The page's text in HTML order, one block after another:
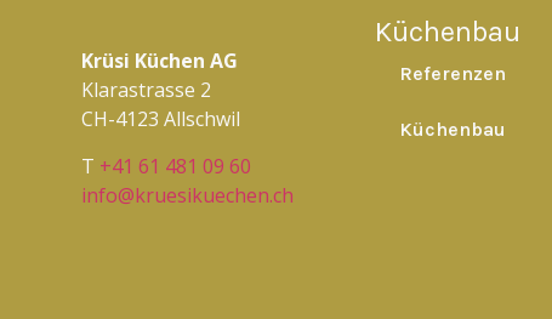
Krüsi Küchen AG
Klarastrasse 2
CH-4123 Allschwil
T +41 61 481 09 60
info@kruesikuechen.ch
Küchenbau
Referenzen
Küchenbau